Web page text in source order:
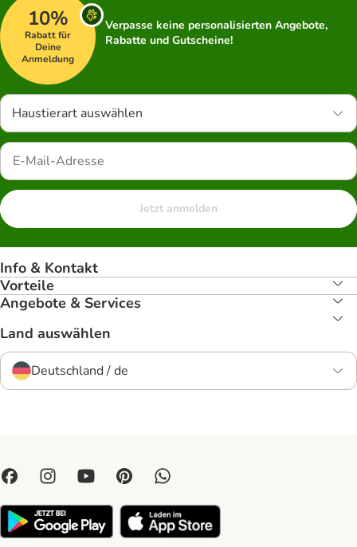
10%
Rabatt für
Deine
Anmeldung
Verpasse keine personalisierten Angebote,
Rabatte und Gutscheine!
Haustierart auswählen
Jetzt anmelden
Info & Kontakt
Vorteile
Angebote & Services
Land auswählen
Deutschland / de